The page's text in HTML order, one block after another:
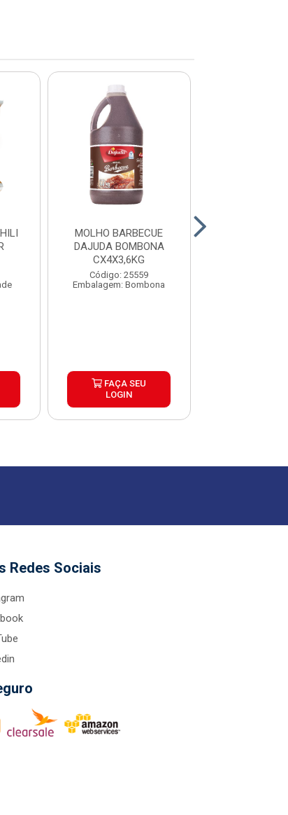
MOLHO BARBECUE
DAJUDA BOMBONA
CX4X3,6KG
Código: 25559
Embalagem: Bombona
FAÇA SEU
LOGIN
Redes Sociais